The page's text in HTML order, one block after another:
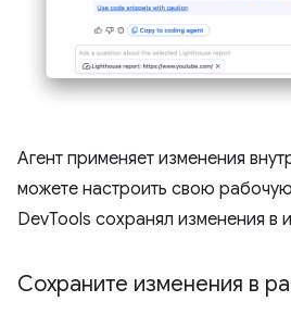
Агент применяет изменения
можете настроить свою
DevTools сохранял изменения в
Сохраните изменения в